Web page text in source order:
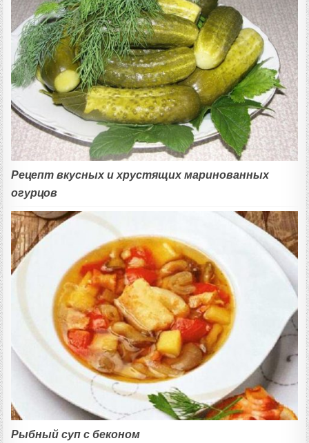
Рецепт вкусных и хрустящих маринованных
огурцов
Рыбный суп с беконом